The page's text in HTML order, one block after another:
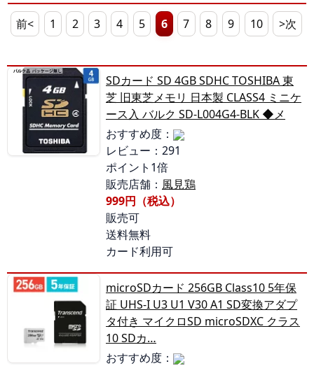
前< 1 2 3 4 5 6 7 8 9 10 >次
SDカード SD 4GB SDHC TOSHIBA 東
芝 旧東芝メモリ 日本製 CLASS4 ミニケ
ース入 バルク SD-L004G4-BLK ◆メ
おすすめ度：
レビュー：291
ポイント1倍
販売店舗： 風見鶏
999円（税込）
販売可
送料無料
カード利用可
microSDカード 256GB Class10 5年保
証 UHS-I U3 U1 V30 A1 SD変換アダプ
タ付き マイクロSD microSDXC クラス
10 SDカ…
おすすめ度：